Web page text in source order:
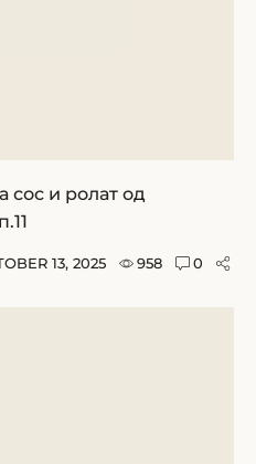
сос и ролат од
13, 2025 958 0